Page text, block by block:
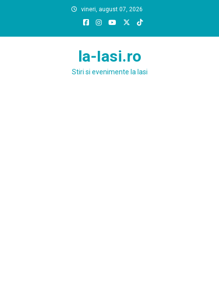
vineri, august 07, 2026
la-Iasi.ro
Stiri si evenimente la Iasi